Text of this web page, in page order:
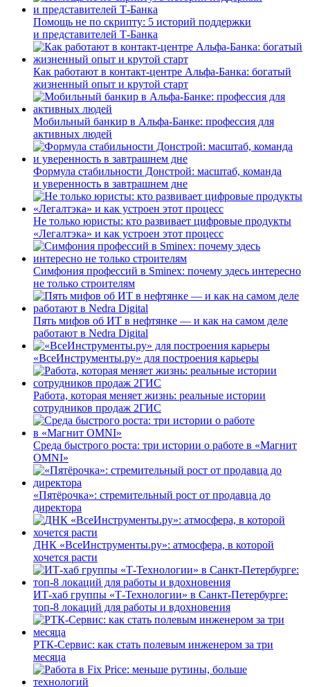
Помощь не по скрипту: 5 историй поддержки
и представителей Т-Банка
Как работают в контакт-центре Альфа-Банка: богатый
жизненный опыт и крутой старт
Мобильный банкир в Альфа-Банке: профессия для
активных людей
Формула стабильности Донстрой: масштаб, команда
и уверенность в завтрашнем дне
Не только юристы: кто развивает цифровые продукты
«Легалтэка» и как устроен этот процесс
Симфония профессий в Sminex: почему здесь интересно
не только строителям
Пять мифов об ИТ в нефтянке — и как на самом деле
работают в Nedra Digital
«ВсеИнструменты.ру» для построения карьеры
Работа, которая меняет жизнь: реальные истории
сотрудников продаж 2ГИС
Среда быстрого роста: три истории о работе в «Магнит
OMNI»
«Пятёрочка»: стремительный рост от продавца до
директора
ДНК «ВсеИнструменты.ру»: атмосфера, в которой
хочется расти
ИТ-хаб группы «Т-Технологии» в Санкт-Петербурге:
топ-8 локаций для работы и вдохновения
РТК-Сервис: как стать полевым инженером за три
месяца